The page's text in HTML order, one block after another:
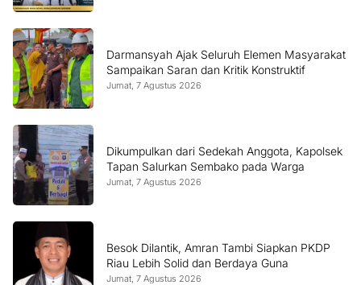
Darmansyah Ajak Seluruh Elemen Masyarakat
Sampaikan Saran dan Kritik Konstruktif
Jumat, 7 Agustus 2026
Dikumpulkan dari Sedekah Anggota, Kapolsek
Tapan Salurkan Sembako pada Warga
Jumat, 7 Agustus 2026
Besok Dilantik, Amran Tambi Siapkan PKDP
Riau Lebih Solid dan Berdaya Guna
Jumat, 7 Agustus 2026